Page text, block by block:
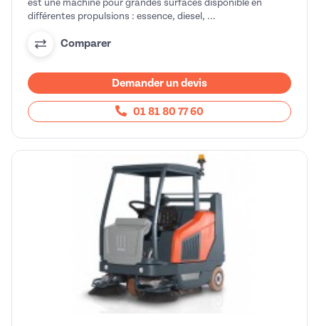
est une machine pour grandes surfaces disponible en
différentes propulsions : essence, diesel, ...
Comparer
Demander un devis
01 81 80 77 60